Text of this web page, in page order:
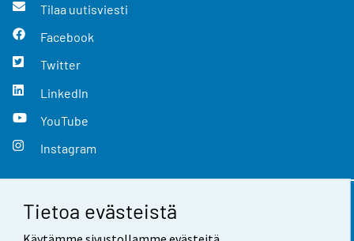
Tietoa evästeistä
Tilaa uutisviesti
Facebook
Twitter
LinkedIn
YouTube
Instagram
Yhteystiedot